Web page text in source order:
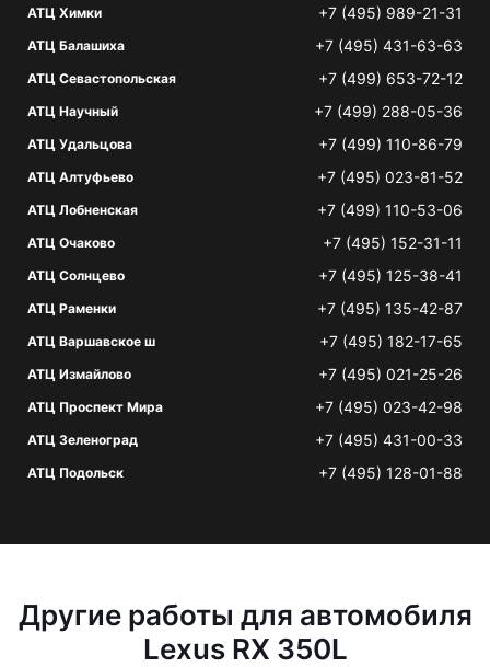
АТЦ Химки +7 (495) 989-21-31
АТЦ Балашиха +7 (495) 431-63-63
АТЦ Севастопольская +7 (499) 653-72-12
АТЦ Научный +7 (499) 288-05-36
АТЦ Удальцова +7 (499) 110-86-79
АТЦ Алтуфьево +7 (495) 023-81-52
АТЦ Лобненская +7 (499) 110-53-06
АТЦ Очаково +7 (495) 152-31-11
АТЦ Солнцево +7 (495) 125-38-41
АТЦ Раменки +7 (495) 135-42-87
АТЦ Варшавское ш +7 (495) 182-17-65
АТЦ Измайлово +7 (495) 021-25-26
АТЦ Проспект Мира +7 (495) 023-42-98
АТЦ Зеленоград +7 (495) 431-00-33
АТЦ Подольск +7 (495) 128-01-88
Другие работы для автомобиля
Lexus RX 350L